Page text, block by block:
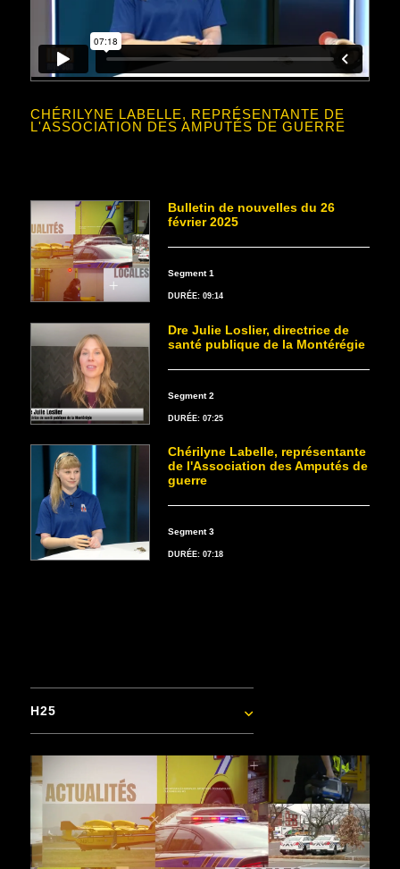
CHÉRILYNE LABELLE, REPRÉSENTANTE DE
L'ASSOCIATION DES AMPUTÉS DE GUERRE
Bulletin de nouvelles du 26
février 2025
Segment 1
DURÉE: 09:14
Dre Julie Loslier, directrice de
santé publique de la Montérégie
Segment 2
DURÉE: 07:25
Chérilyne Labelle, représentante
de l'Association des Amputés de
guerre
Segment 3
DURÉE: 07:18
H25